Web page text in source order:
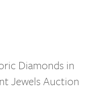
Diamonds in
Jewels Auction